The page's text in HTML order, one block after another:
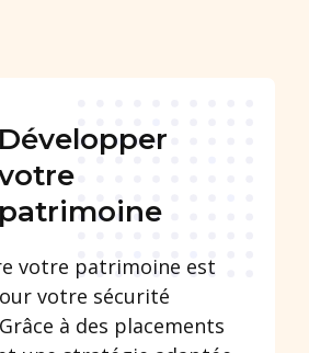
Développer
patrimoine
votre patrimoine est
votre sécurité
à des placements